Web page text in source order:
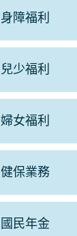
身障福利
兒少福利
婦女福利
健保業務
國民年金